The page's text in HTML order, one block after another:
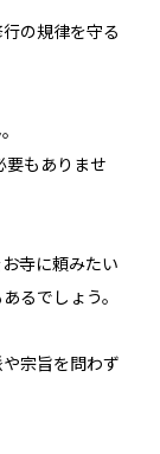
の規律を守る
要もありませ
寺に頼みたい
るでしょう。
宗旨を問わず